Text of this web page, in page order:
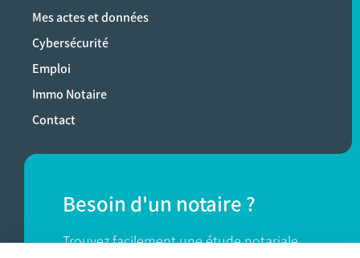
Mes actes et données
Cybersécurité
Emploi
Immo Notaire
Contact
Besoin d'un notaire ?
Trouvez facilement une étude notariale